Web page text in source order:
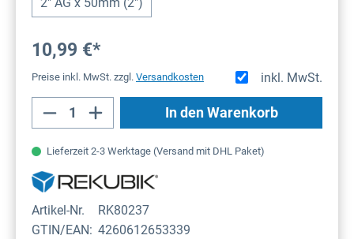
10,99 €*
inkl. MwSt.
Preise inkl. MwSt. zzgl. Versandkosten
Produkt Anzahl: Gib den gewünschten
In den Warenkorb
Lieferzeit 2-3 Werktage (Versand mit DHL Paket)
Artikel-Nr.
RK80237
GTIN/EAN: 4260612653339